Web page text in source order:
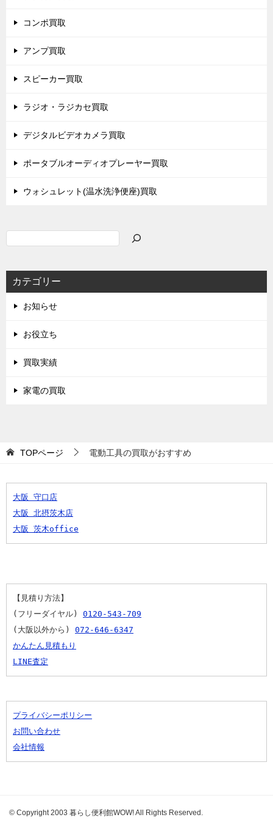
コンポ買取
アンプ買取
スピーカー買取
ラジオ・ラジカセ買取
デジタルビデオカメラ買取
ポータブルオーディオプレーヤー買取
ウォシュレット(温水洗浄便座)買取
カテゴリー
お知らせ
お役立ち
買取実績
家電の買取
TOPページ 電動工具の買取がおすすめ
大阪 守口店
大阪 北摂茨木店
大阪 茨木office
【見積り方法】
(フリーダイヤル) 0120-543-709
(大阪以外から) 072-646-6347
かんたん見積もり
LINE査定
プライバシーポリシー
お問い合わせ
会社情報
© Copyright 2003 暮らし便利館WOW! All Rights Reserved.